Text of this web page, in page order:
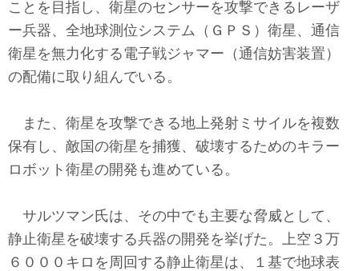
ことを目指し、衛星のセンサーを攻撃できるレーザ
ー兵器、全地球測位システム（ＧＰＳ）衛星、通信
衛星を無力化する電子戦ジャマー（通信妨害装置）
の配備に取り組んでいる。
また、衛星を攻撃できる地上発射ミサイルを複数
保有し、敵国の衛星を捕獲、破壊するためのキラー
ロボット衛星の開発も進めている。
サルツマン氏は、その中でも主要な脅威として、
静止衛星を破壊する兵器の開発を挙げた。上空３万
６０００キロを周回する静止衛星は、１基で地球表